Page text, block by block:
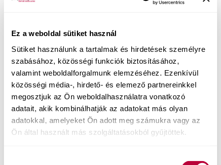
Ez a weboldal sütiket használ
Sütiket használunk a tartalmak és hirdetések személyre
szabásához, közösségi funkciók biztosításához,
valamint weboldalforgalmunk elemzéséhez. Ezenkívül
közösségi média-, hirdető- és elemező partnereinkkel
megosztjuk az Ön weboldalhasználatra vonatkozó
adatait, akik kombinálhatják az adatokat más olyan
adatokkal, amelyeket Ön adott meg számukra vagy az
Ön által használt más szolgáltatásokból gyűjtöttek.
Közelgő eseményeim:
Augusztus 6. Szex-újraindító est
Élő online előadáson segítek neked a
minőségi szexuális kapcsolódást. Az alkalom 2.